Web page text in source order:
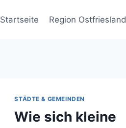
Startseite Region Ostfriesland
STÄDTE & GEMEINDEN
Wie sich kleine